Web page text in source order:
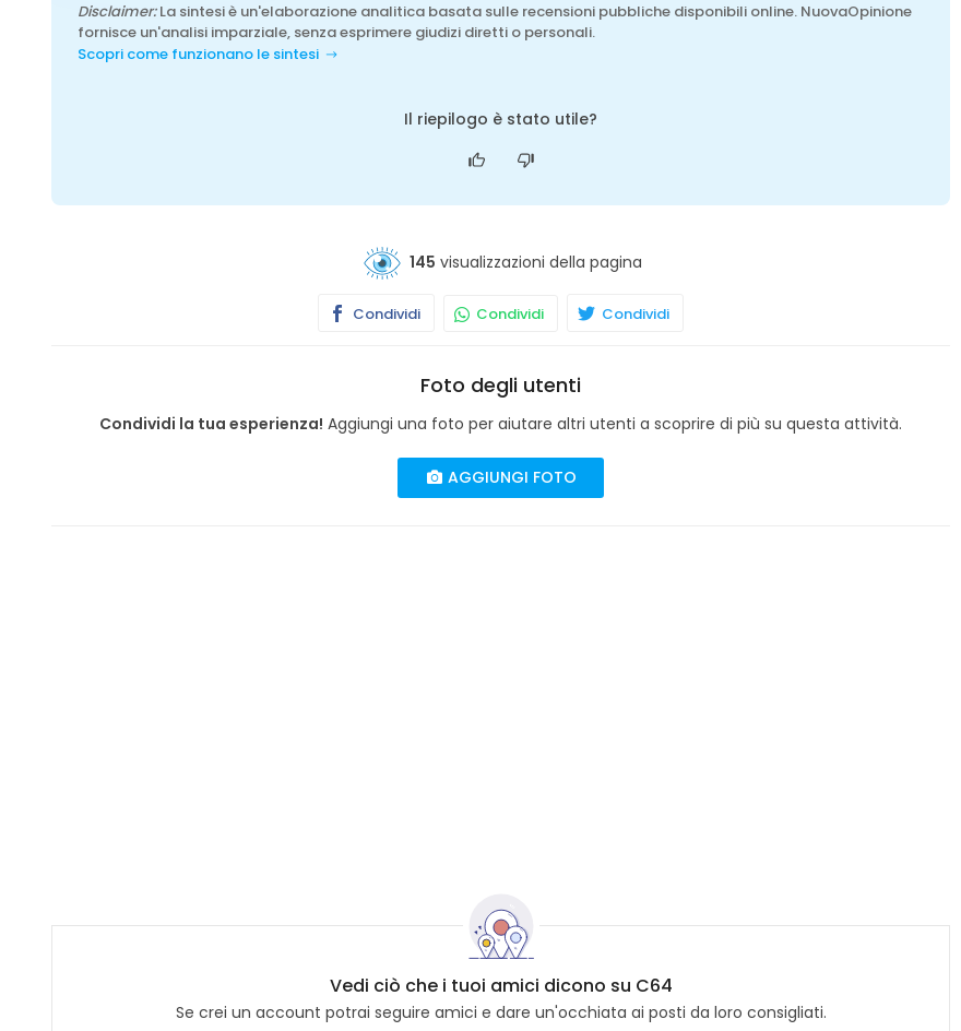
Disclaimer:La sintesi è un'elaborazione analitica basata sulle recensioni pubbliche disponibili online. NuovaOpinione
fornisce un'analisi imparziale, senza esprimere giudizi diretti o personali.
Scopri come funzionano le sintesi
Il riepilogo è stato utile?
145 visualizzazioni della pagina
Condividi Condividi Condividi
Foto degli utenti
Condividi la tua esperienza! Aggiungi una foto per aiutare altri utenti a scoprire di più su questa attività.
AGGIUNGI FOTO
Vedi ciò che i tuoi amici dicono su C64
Se crei un account potrai seguire amici e dare un'occhiata ai posti da loro consigliati.